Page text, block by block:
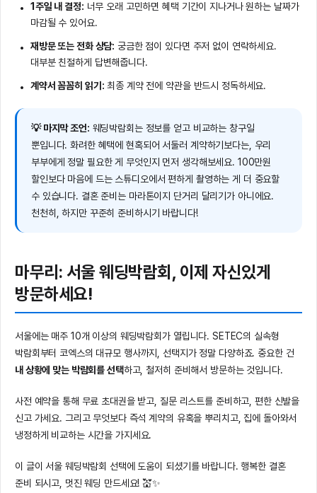
1주일 내 결정: 너무 오래 고민하면 혜택 기간이 지나거나 원하는 날짜가
마감될 수 있어요.
재방문 또는 전화 상담: 궁금한 점이 있다면 주저 없이 연락하세요.
대부분 친절하게 답변해줍니다.
계약서 꼼꼼히 읽기: 최종 계약 전에 약관을 반드시 정독하세요.
💡 마지막 조언: 웨딩박람회는 정보를 얻고 비교하는 창구일
뿐입니다. 화려한 혜택에 현혹되어 서둘러 계약하기보다는, 우리
부부에게 정말 필요한 게 무엇인지 먼저 생각해보세요. 100만원
할인보다 마음에 드는 스튜디오에서 편하게 촬영하는 게 더 중요할
수 있습니다. 결혼 준비는 마라톤이지 단거리 달리기가 아니에요.
천천히, 하지만 꾸준히 준비하시기 바랍니다!
마무리: 서울 웨딩박람회, 이제 자신있게
방문하세요!
서울에는 매주 10개 이상의 웨딩박람회가 열립니다. SETEC의 실속형
박람회부터 코엑스의 대규모 행사까지, 선택지가 정말 다양하죠. 중요한 건
내 상황에 맞는 박람회를 선택하고, 철저히 준비해서 방문하는 것입니다.
사전 예약을 통해 무료 초대권을 받고, 질문 리스트를 준비하고, 편한 신발을
신고 가세요. 그리고 무엇보다 즉석 계약의 유혹을 뿌리치고, 집에 돌아와서
냉정하게 비교하는 시간을 가지세요.
이 글이 서울 웨딩박람회 선택에 도움이 되셨기를 바랍니다. 행복한 결혼
준비 되시고, 멋진 웨딩 만드세요! 💒✨